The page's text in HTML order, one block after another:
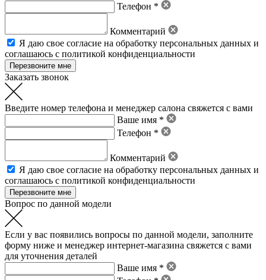
Телефон *
Комментарий
Я даю свое согласие на обработку персональных данных и
соглашаюсь с политикой конфиденциальности
Заказать звонок
Введите номер телефона и менеджер салона свяжется с вами
Ваше имя *
Телефон *
Комментарий
Я даю свое согласие на обработку персональных данных и
соглашаюсь с политикой конфиденциальности
Вопрос по данной модели
Если у вас появились вопросы по данной модели, заполните
форму ниже и менеджер интернет-магазина свяжется с вами
для уточнения деталей
Ваше имя *